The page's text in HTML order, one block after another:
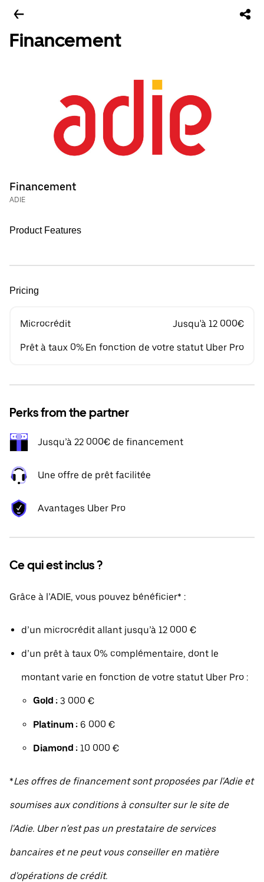
Financement
Financement
ADIE
Product Features
Pricing
Microcrédit Jusqu'à 12 000€
Prêt à taux 0% En fonction de votre statut Uber Pro
Perks from the partner
Jusqu’à 22 000€ de financement
Une offre de prêt facilitée
Avantages Uber Pro
Ce qui est inclus ?
Grâce à l’ADIE, vous pouvez bénéficier* :
d’un microcrédit allant jusqu’à 12 000 €
d’un prêt à taux 0% complémentaire, dont le
montant varie en fonction de votre statut Uber Pro :
Gold : 3 000 €
Platinum : 6 000 €
Diamond : 10 000 €
*Les offres de financement sont proposées par l'Adie et
soumises aux conditions à consulter sur le site de
l'Adie. Uber n’est pas un prestataire de services
bancaires et ne peut vous conseiller en matière
d'opérations de crédit.